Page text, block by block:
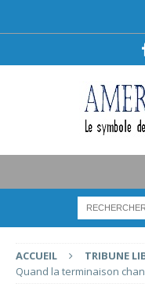
ACCUEIL TRIBUNE
Quand la terminaison